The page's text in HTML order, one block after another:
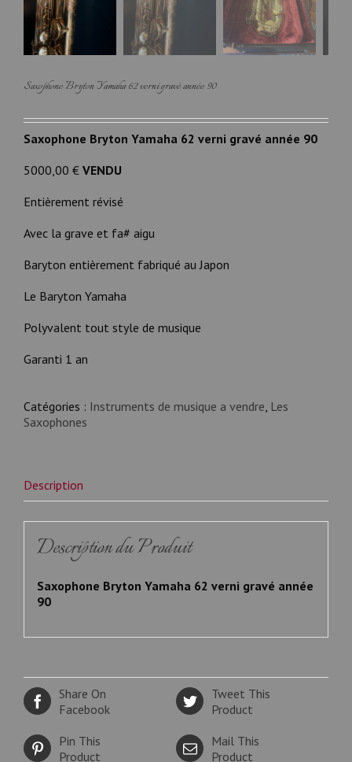
Saxophone Bryton Yamaha 62 verni gravé année 90
Saxophone Bryton Yamaha 62 verni gravé année 90
5000,00 € VENDU
Entièrement révisé
Avec la grave et fa# aigu
Baryton entièrement fabriqué au Japon
Le Baryton Yamaha
Polyvalent tout style de musique
Garanti 1 an
Catégories : Instruments de musique a vendre Les
Saxophones
Description
Description du Produit
Saxophone Bryton Yamaha 62 verni gravé année
90
Share On
Facebook
Tweet This
Product
Pin This
Product
Mail This
Product